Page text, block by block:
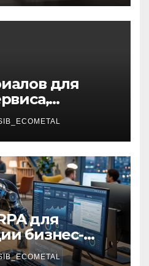
для
ресниц и
для
бизнес-